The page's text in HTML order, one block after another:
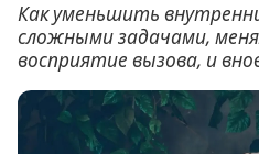
Как уменьшить
сложными задачами,
восприятие вызова, и